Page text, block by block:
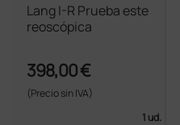
Lang I-R Prueba este
reoscópica
398,00 €
(Precio sin IVA)
1 ud.